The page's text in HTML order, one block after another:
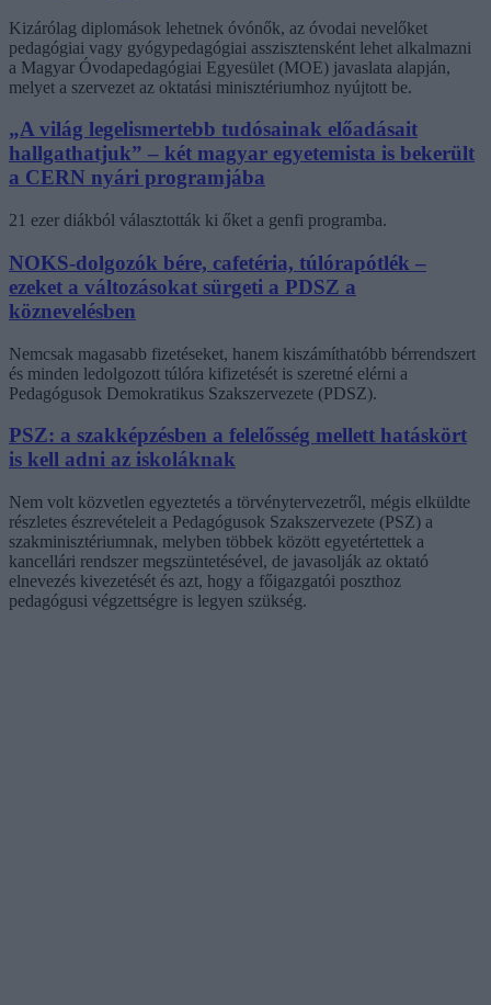
Kizárólag diplomások lehetnek óvónők, az óvodai nevelőket
pedagógiai vagy gyógypedagógiai asszisztensként lehet alkalmazni
a Magyar Óvodapedagógiai Egyesület (MOE) javaslata alapján,
melyet a szervezet az oktatási minisztériumhoz nyújtott be.
„A világ legelismertebb tudósainak előadásait
hallgathatjuk” – két magyar egyetemista is bekerült
a CERN nyári programjába
21 ezer diákból választották ki őket a genfi programba.
NOKS-dolgozók bére, cafetéria, túlórapótlék –
ezeket a változásokat sürgeti a PDSZ a
köznevelésben
Nemcsak magasabb fizetéseket, hanem kiszámíthatóbb bérrendszert
és minden ledolgozott túlóra kifizetését is szeretné elérni a
Pedagógusok Demokratikus Szakszervezete (PDSZ).
PSZ: a szakképzésben a felelősség mellett hatáskört
is kell adni az iskoláknak
Nem volt közvetlen egyeztetés a törvénytervezetről, mégis elküldte
részletes észrevételeit a Pedagógusok Szakszervezete (PSZ) a
szakminisztériumnak, melyben többek között egyetértettek a
kancellári rendszer megszüntetésével, de javasolják az oktató
elnevezés kivezetését és azt, hogy a főigazgatói poszthoz
pedagógusi végzettségre is legyen szükség.